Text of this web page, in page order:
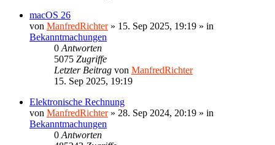
macOS 26
von ManfredRichter» 15. Sep 2025, 19:19 » in
Bekanntmachungen
0 Antworten
5075 Zugriffe
Letzter Beitrag von ManfredRichter
15. Sep 2025, 19:19
Elektronische Rechnung
von ManfredRichter» 28. Sep 2024, 20:19 » in
Bekanntmachungen
0 Antworten